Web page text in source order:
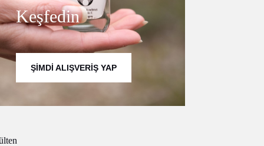
Keşfedin
ŞIMDI ALIŞVERIŞ YAP